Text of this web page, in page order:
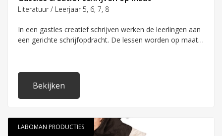
Soort activiteit
Film
Leskist
Projectmatig
Rondleiding
Schoolbreed
Literatuur / Leerjaar 5, 6, 7, 8
In een gastles creatief schrijven werken de leerlingen aan
een gerichte schrijfopdracht. De lessen worden op maat
Bekijken
LABOMAN PRODUCTIES